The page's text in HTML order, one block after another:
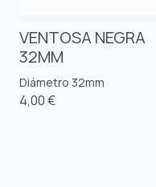
VENTOSA NEGRA
32MM
Diámetro 32mm
4,00 €